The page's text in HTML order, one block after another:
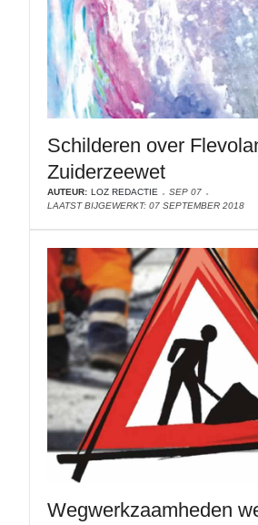
Schilderen over
Zuiderzeewet
AUTEUR: LOZ REDACTIE
SEP 07
LAATST BIJGEWERKT: 07 SEPTEMBER 2018
Wegwerkzaamheden